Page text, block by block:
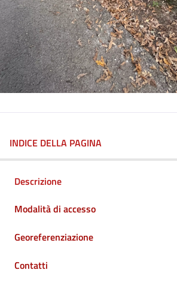
INDICE DELLA PAGINA
Descrizione
Modalità di accesso
Georeferenziazione
Contatti